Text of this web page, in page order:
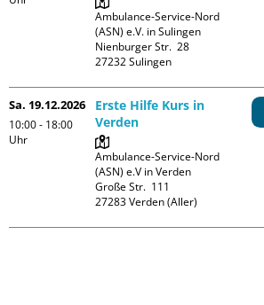
Ambulance-Service-Nord
(ASN) e.V. in Sulingen
Nienburger Str.  28
Sa. 19.12.2026
10:00 - 18:00
Uhr
Erste Hilfe Kurs in
Verden
Ambulance-Service-Nord
(ASN) e.V in Verden
Große Str.  111